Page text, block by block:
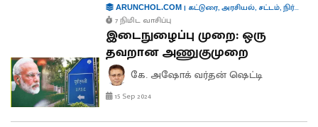
ARUNCHOL.COM| கட்டுரை,அரசியல், சட்டம்,நிர்வாகம்
7 நிமிட வாசிப்பு
இடைநுழைப்பு முறை: ஒரு
தவறான அணுகுமுறை
கே. அஷோக் வர்தன் ஷெட்டி
15 Sep 2024